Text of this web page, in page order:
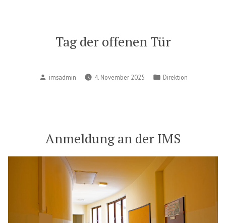
Tag der offenen Tür
Posted
imsadmin 4. November 2025
Posted
Direktion
Anmeldung an der IMS